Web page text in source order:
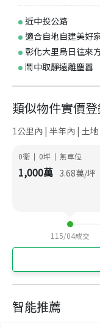
近中投公路
適合自地自建美好
彰化大里烏日往來
鬧中取靜遠離塵囂
類似物件實價
1公里內 | 半年內 | 土地
0衛 | 0坪 | 無車位
1,000萬 3.68萬/坪
115/04成交
智能推薦